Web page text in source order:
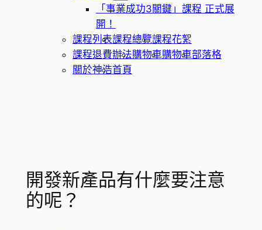
「事業成功3關鍵」課程 正式展
開！
課程列表課程總覽課程花絮
課程退費辦法購物車購物車部落格
關於神浩首頁
開發新產品有什麼要注意
的呢？